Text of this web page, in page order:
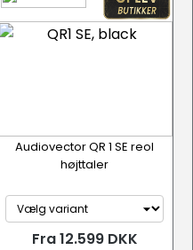
Audiovector QR 1 SE reol
højttaler
Fra 12.599 DKK